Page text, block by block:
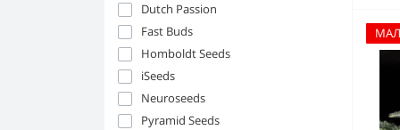
Dutch Passion
Fast Buds
Homboldt Seeds
iSeeds
Neuroseeds
Pyramid Seeds